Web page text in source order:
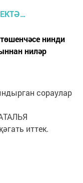
нинди
ниләр
сораулар
иттек.